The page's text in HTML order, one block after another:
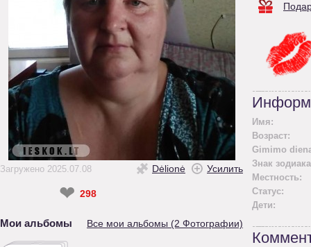
Загружено 2025.07.08 Dėlionė Усилить
❤ 298
Мои альбомы Все мои альбомы (2 Фотографии)
Имя:
Возраст:
Gimimo
Знак
Местность:
Статус:
Дети: